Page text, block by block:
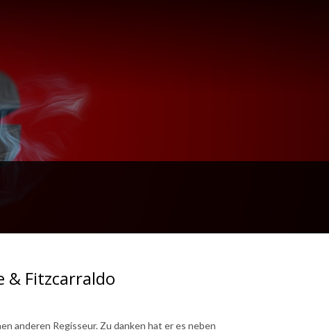
& Fitzcarraldo
anderen Regisseur. Zu danken hat er es neben